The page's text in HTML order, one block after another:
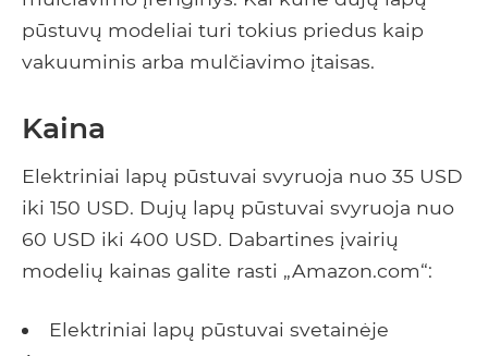
pūstuvų modeliai turi tokius priedus kaip
vakuuminis arba mulčiavimo įtaisas.
Kaina
Elektriniai lapų pūstuvai svyruoja nuo 35 USD
iki 150 USD. Dujų lapų pūstuvai svyruoja nuo
60 USD iki 400 USD. Dabartines įvairių
modelių kainas galite rasti „Amazon.com“:
Elektriniai lapų pūstuvai svetainėje